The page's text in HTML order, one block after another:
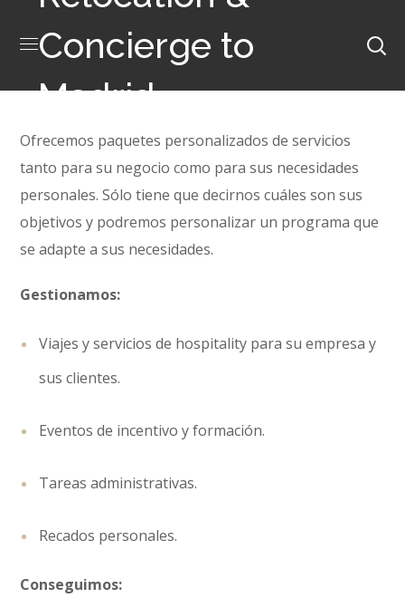
Concierge to
Madrid
Ofrecemos paquetes personalizados de servicios
tanto para su negocio como para sus necesidades
personales. Sólo tiene que decirnos cuáles son sus
objetivos y podremos personalizar un programa que
se adapte a sus necesidades.
Gestionamos:
Viajes y servicios de hospitality para su empresa y
sus clientes.
Eventos de incentivo y formación.
Tareas administrativas.
Recados personales.
Conseguimos: